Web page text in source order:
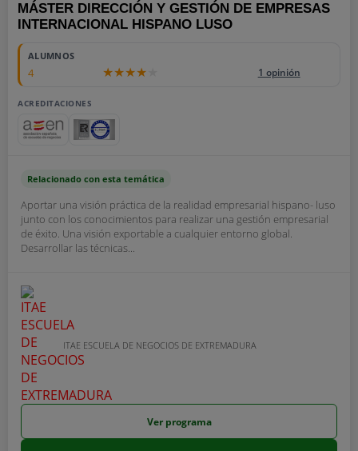
MÁSTER DIRECCIÓN Y GESTIÓN DE EMPRESAS
INTERNACIONAL HISPANO LUSO
ALUMNOS
4 1 opinión
ACREDITACIONES
Relacionado con esta temática
Aportar una visión práctica de la realidad empresarial hispano- luso
junto con los conocimientos para realizar una gestión empresarial
de éxito. Una visión exportable a cualquier entorno global.
Desarrollar las técnicas...
ITAE ESCUELA DE NEGOCIOS DE EXTREMADURA
Ver programa